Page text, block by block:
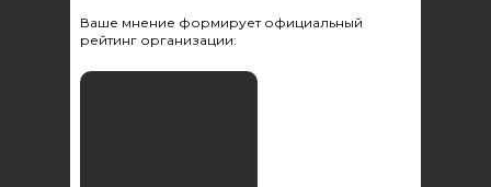
Ваше мнение формирует официальный
рейтинг организации: